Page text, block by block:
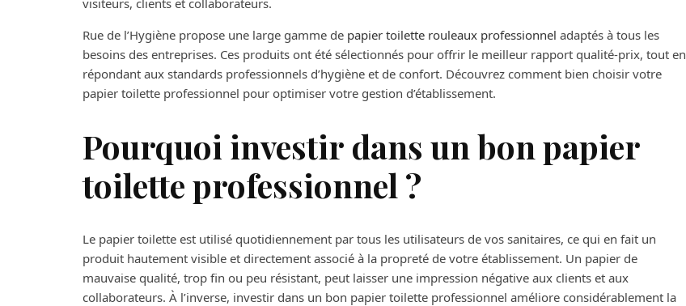
visiteurs, clients et collaborateurs.
Rue de l’Hygiène propose une large gamme de papier toilette rouleaux professionnel adaptés à tous les
besoins des entreprises. Ces produits ont été sélectionnés pour offrir le meilleur rapport qualité-prix, tout en
répondant aux standards professionnels d’hygiène et de confort. Découvrez comment bien choisir votre
papier toilette professionnel pour optimiser votre gestion d’établissement.
Pourquoi investir dans un bon papier
toilette professionnel ?
Le papier toilette est utilisé quotidiennement par tous les utilisateurs de vos sanitaires, ce qui en fait un
produit hautement visible et directement associé à la propreté de votre établissement. Un papier de
mauvaise qualité, trop fin ou peu résistant, peut laisser une impression négative aux clients et aux
collaborateurs. À l’inverse, investir dans un bon papier toilette professionnel améliore considérablement la